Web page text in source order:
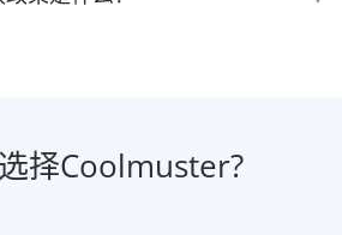
择Coolmuster?